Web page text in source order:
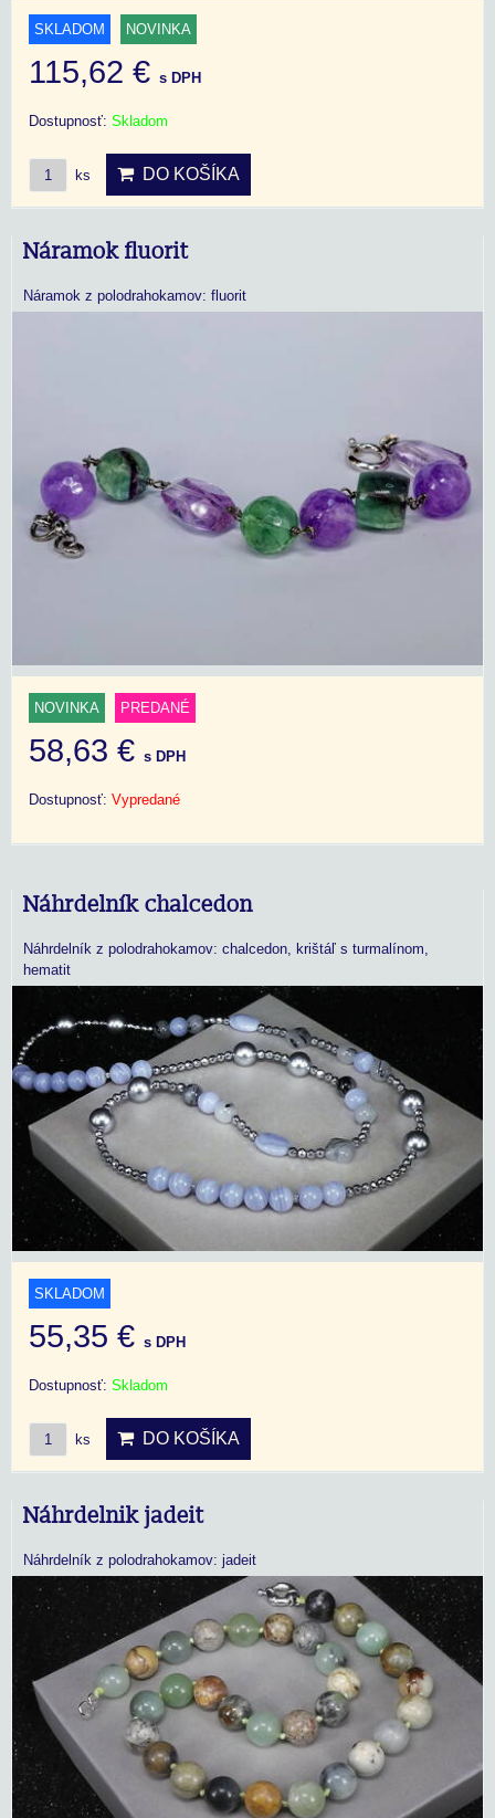
SKLADOM NOVINKA
115,62 € s DPH
Dostupnosť: Skladom
ks DO KOŠÍKA
Náramok fluorit
Náramok z polodrahokamov: fluorit
NOVINKA PREDANÉ
58,63 € s DPH
Dostupnosť: Vypredané
Náhrdelník chalcedon
Náhrdelník z polodrahokamov: chalcedon, krištáľ s turmalínom,
hematit
SKLADOM
55,35 € s DPH
Dostupnosť: Skladom
ks DO KOŠÍKA
Náhrdelnik jadeit
Náhrdelník z polodrahokamov: jadeit